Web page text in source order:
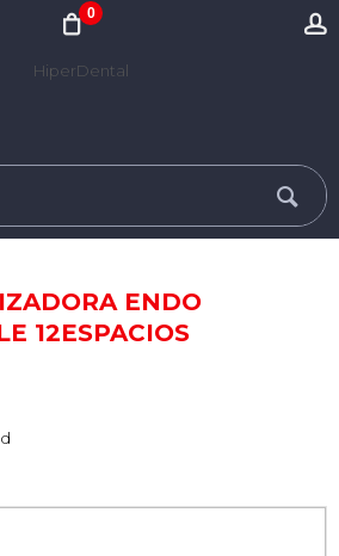
0
ENDO
12ESPACIOS